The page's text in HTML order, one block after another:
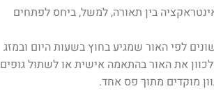
בין תאורה, למשל, ביחס לפתחים
לפי האור שמגיע בחוץ בשעות היום ובמזג
את האור בהתאמה אישית או לשתול גופים
מוקדים מתוך פס אחד.